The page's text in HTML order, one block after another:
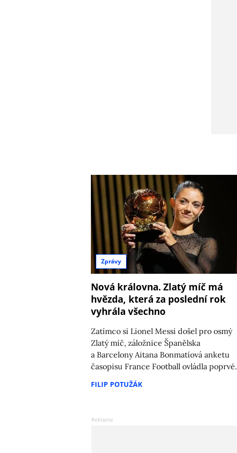
Zprávy
Nová královna. Zlatý míč má
hvězda, která za poslední rok
vyhrála všechno
Zatímco si Lionel Messi došel pro osmý
Zlatý míč, záložnice Španělska
a Barcelony Aitana Bonmatíová anketu
časopisu France Football ovládla poprvé.
FILIP POTUŽÁK